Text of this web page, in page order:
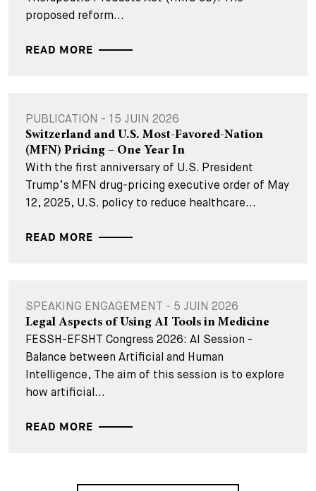
proposed reform...
READ MORE
PUBLICATION - 15 JUIN 2026
Switzerland and U.S. Most-Favored-Nation
(MFN) Pricing – One Year In
With the first anniversary of U.S. President
Trump’s MFN drug-pricing executive order of May
12, 2025, U.S. policy to reduce healthcare...
READ MORE
SPEAKING ENGAGEMENT - 5 JUIN 2026
Legal Aspects of Using AI Tools in Medicine
FESSH-EFSHT Congress 2026: AI Session -
Balance between Artificial and Human
Intelligence, The aim of this session is to explore
how artificial...
READ MORE